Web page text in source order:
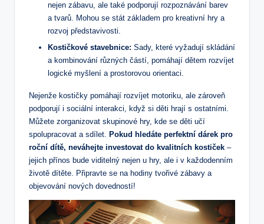
‍nejen zábavu, ale také podporují⁣ rozpoznávání ​barev
a⁤ tvarů. Mohou se stát základem pro kreativní hry a
rozvoj představivosti.
Kostičkové ⁣stavebnice: Sady, které vyžadují skládání
a kombinování⁤ různých částí, ⁢pomáhají dětem rozvíjet
logické‍ myšlení ‌a prostorovou orientaci.
Nejenže kostičky pomáhají rozvíjet motoriku, ale zároveň
podporují​ i sociální‌ interakci, když si děti hrají ‌s ostatními.
Můžete zorganizovat⁢ skupinové⁤ hry, kde se děti učí
spolupracovat a sdílet. Pokud hledáte perfektní dárek pro
roční dítě, neváhejte investovat do kvalitních​ kostiček –
jejich ‌přínos bude ‌viditelný nejen⁤ u hry, ale i v každodenním
životě dítěte. Připravte se na hodiny tvořivé zábavy⁢ a​
objevování nových dovedností!